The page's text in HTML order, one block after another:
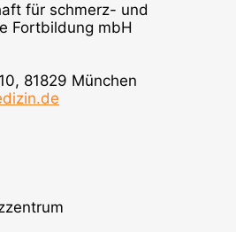
für schmerz- und
Fortbildung mbH
81829 München